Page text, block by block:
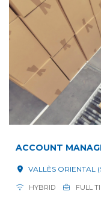
ACCOUNT
VALLÈS ORIENTAL
HYBRID FULL